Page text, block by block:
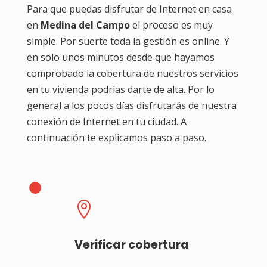
Para que puedas disfrutar de Internet en casa
en Medina del Campoel proceso es muy
simple. Por suerte toda la gestión es online. Y
en solo unos minutos desde que hayamos
comprobado la cobertura de nuestros servicios
en tu vivienda podrías darte de alta. Por lo
general a los pocos días disfrutarás de nuestra
conexión de Internet en tu ciudad. A
continuación te explicamos paso a paso.

Verificar cobertura